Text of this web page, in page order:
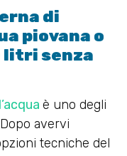
di
piovana o
litri senza
è uno degli
avervi
tecniche del